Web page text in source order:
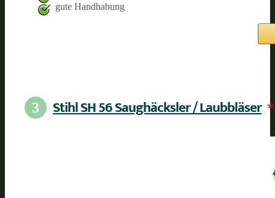
gute Handhabung
3 Stihl SH 56 Saughäcksler / Laubbläser *